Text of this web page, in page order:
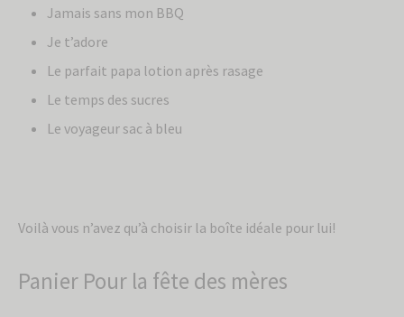
Jamais sans mon BBQ
Je t’adore
Le parfait papa lotion après rasage
Le temps des sucres
Le voyageur sac à bleu
Voilà vous n’avez qu’à choisir la boîte idéale pour lui!
Panier Pour la fête des mères